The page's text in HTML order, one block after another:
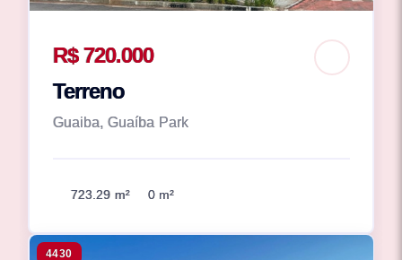
R$ 720.000
Terreno
Guaiba, Guaíba Park
723.29 m² 0 m²
4430